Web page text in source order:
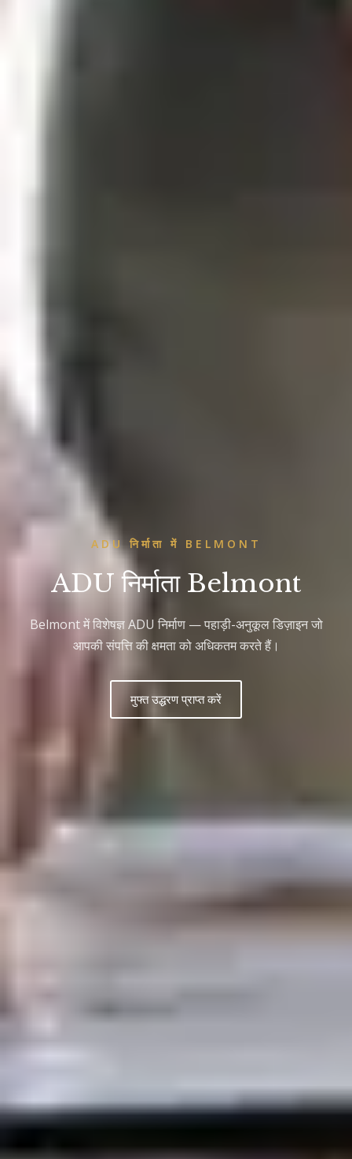
ADU निर्माता में BELMONT
ADU निर्माता Belmont
Belmont में विशेषज्ञ ADU निर्माण — पहाड़ी-अनुकूल डिज़ाइन जो
आपकी संपत्ति की क्षमता को अधिकतम करते हैं।
मुफ्त उद्धरण प्राप्त करें